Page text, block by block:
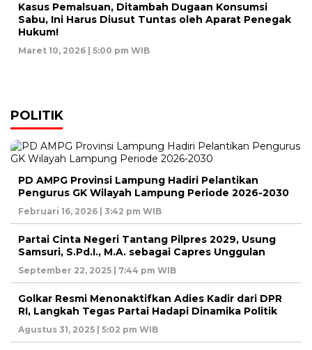
Kasus Pemalsuan, Ditambah Dugaan Konsumsi
Sabu, Ini Harus Diusut Tuntas oleh Aparat Penegak
Hukum!
Maret 10, 2026 | 5:00 pm WIB
POLITIK
PD AMPG Provinsi Lampung Hadiri Pelantikan
Pengurus GK Wilayah Lampung Periode 2026-2030
Februari 16, 2026 | 3:42 pm WIB
Partai Cinta Negeri Tantang Pilpres 2029, Usung
Samsuri, S.Pd.I., M.A. sebagai Capres Unggulan
September 22, 2025 | 7:44 pm WIB
Golkar Resmi Menonaktifkan Adies Kadir dari DPR
RI, Langkah Tegas Partai Hadapi Dinamika Politik
Agustus 31, 2025 | 5:02 pm WIB